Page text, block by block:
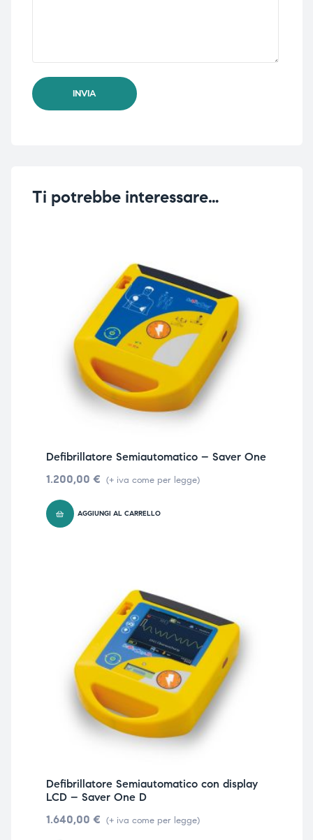
Ti potrebbe interessare…
Defibrillatore Semiautomatico – Saver One
1.200,00 € (+ iva come per legge)
AGGIUNGI AL CARRELLO
Defibrillatore Semiautomatico con display
LCD – Saver One D
1.640,00 € (+ iva come per legge)